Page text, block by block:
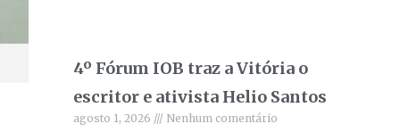
4º Fórum IOB traz a Vitória o
escritor e ativista Helio Santos
agosto 1, 2026 Nenhum comentário